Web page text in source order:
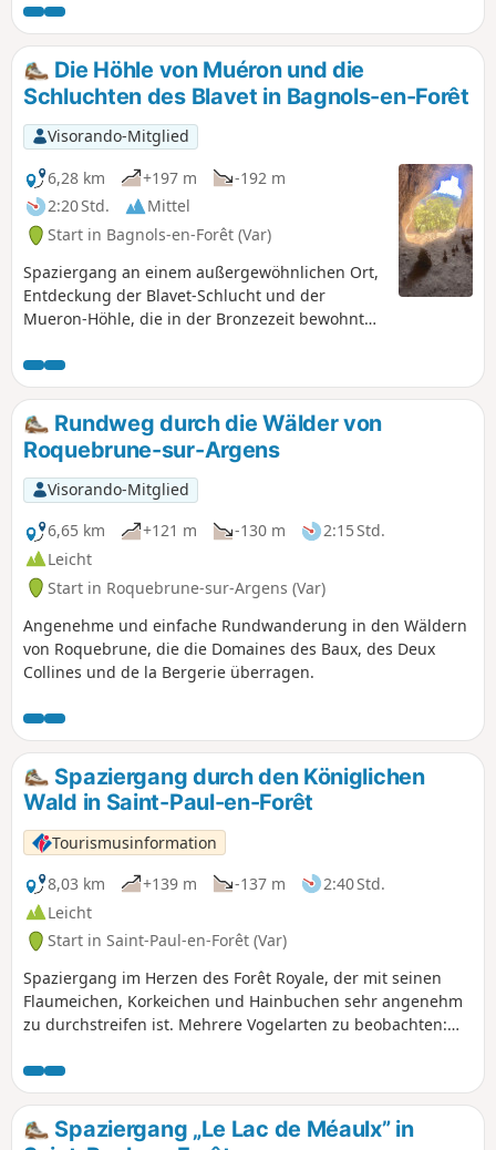
befindet. Am Fuße einer dieser zahlreichen Klippen
befindet sich die prähistorische Höhle von Muéron, die
bereits 10.000 v. Chr. bewohnt war. Von ihrem sehr breiten
Eingang aus dringt sie tief in den Felsen hinein und bietet
auch heute noch Schutz vor Unwettern. Die Nähe zum Fluss
Blavet und zu den Wäldern (Brennstoffquelle), ihre Südlage
sowie ihr herrlicher Blick über das Tal ermöglichten es, die
wilden Herden zu verfolgen, und machten sie in der
Bronzezeit zu einem besonders attraktiven Lagerplatz.
Die Höhle von Muéron und die
Schluchten des Blavet in Bagnols-en-Forêt
Visorando-Mitglied
6,28 km
+197 m
-192 m
2:20 Std.
Mittel
Start in Bagnols-en-Forêt (Var)
Spaziergang an einem außergewöhnlichen Ort,
Entdeckung der Blavet-Schlucht und der
Mueron-Höhle, die in der Bronzezeit bewohnt
Zwischensaison, vermeiden Sie Zeiten mit
starkem Regen.
Rundweg durch die Wälder von
Roquebrune-sur-Argens
Visorando-Mitglied
6,65 km
+121 m -130 m
2:15 Std.
Leicht
Start in Roquebrune-sur-Argens (Var)
Angenehme und einfache Rundwanderung in den Wäldern
von Roquebrune, die die Domaines des Baux, des Deux
Collines und de la Bergerie überragen.
Spaziergang durch den Königlichen
Wald in Saint-Paul-en-Forêt
Tourismusinformation
8,03 km
+139 m -137 m
2:40 Std.
Leicht
Start in Saint-Paul-en-Forêt (Var)
Spaziergang im Herzen des Forêt Royale, der mit seinen
Flaumeichen, Korkeichen und Hainbuchen sehr angenehm
zu durchstreifen ist. Mehrere Vogelarten zu beobachten:
herrlicher Blick auf den Lac de Méaulx. Die Einwohner von
Saint-Paul, die von einer starken Forstkultur geprägt sind,
haben es immer verstanden, ihre Ressourcen aus diesem
Wald zu beziehen: Bauholz für den Bau von Häusern oder
Spaziergang „Le Lac de Méaulx” in